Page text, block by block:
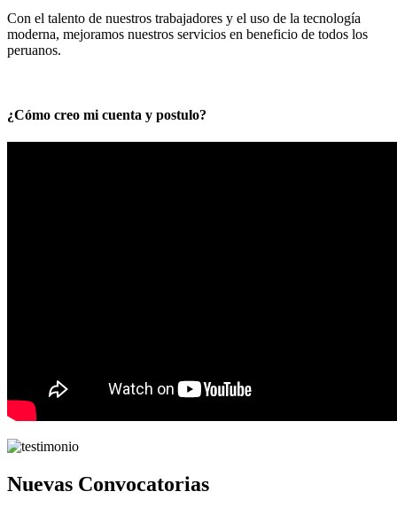
Con el talento de nuestros trabajadores y el uso de la tecnología
moderna, mejoramos nuestros servicios en beneficio de todos los
peruanos.
¿Cómo creo mi cuenta y postulo?
Nuevas Convocatorias